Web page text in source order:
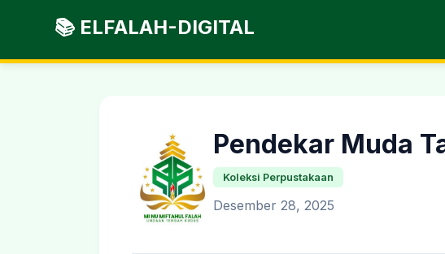
📚 ELFALAH-DIGITAL
Pendekar Muda
Koleksi Perpustakaan
Desember 28, 2025